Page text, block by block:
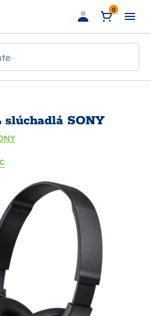
0
slúchadlá SONY